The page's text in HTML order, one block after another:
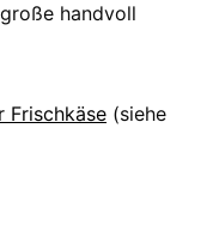
handvoll
Frischkäse (siehe